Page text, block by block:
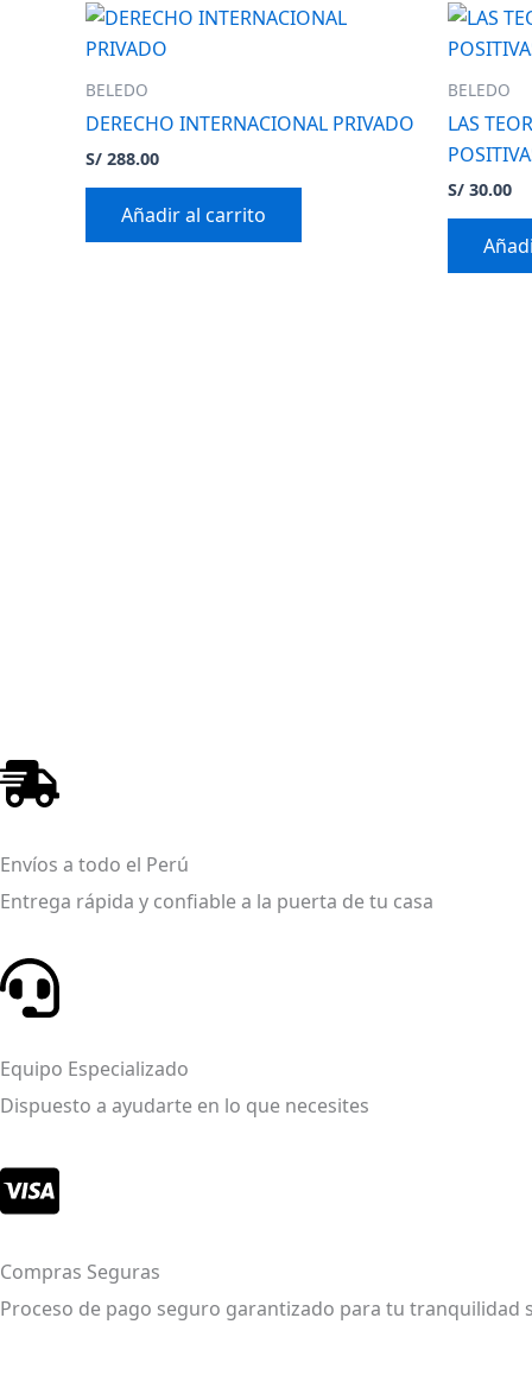
BELEDO
DERECHO INTERNACIONAL PRIVADO
S/ 288.00
Añadir al carrito
BELEDO
LAS
S/ 30.00
Envíos a todo el Perú
Entrega rápida y confiable a la puerta de tu casa
Equipo Especializado
Dispuesto a ayudarte en lo que necesites
Compras Seguras
Proceso de pago seguro garantizado para tu tranquilidad